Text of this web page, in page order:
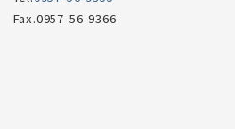
Fax.0957-56-9366